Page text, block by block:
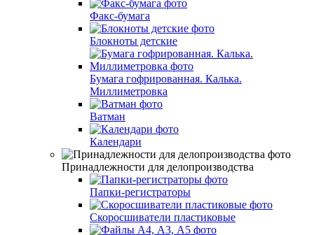
Факс-бумага
Блокноты детские
Бумага гофрированная. Калька.
Миллиметровка
Ватман
Календари
Принадлежности для делопроизводства
Папки-регистраторы
Скоросшиватели пластиковые